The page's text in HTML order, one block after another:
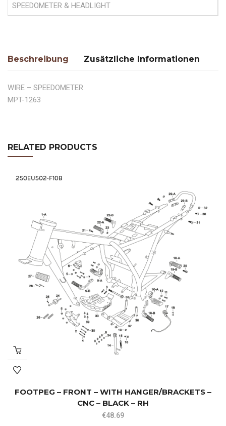
SPEEDOMETER & HEADLIGHT
Beschreibung Zusätzliche Informationen
WIRE – SPEEDOMETER
MPT-1263
RELATED PRODUCTS
FOOTPEG – FRONT – WITH HANGER/BRACKETS –
CNC – BLACK – RH
€48.69